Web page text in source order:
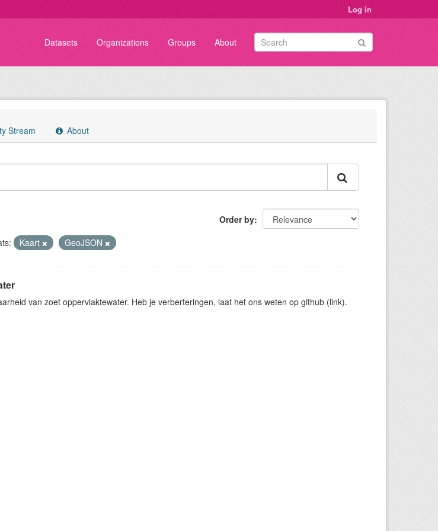
Log in
Datasets Organizations Groups About
Stream About
Order by
Kaart GeoJSON
van zoet oppervlaktewater. Heb je verberteringen, laat het ons weten op github (link).